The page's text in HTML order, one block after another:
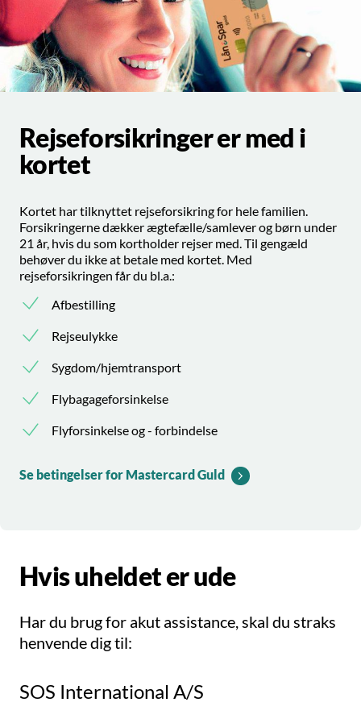
Rejseforsikringer er med i
kortet
Kortet har tilknyttet rejseforsikring for hele familien.
Forsikringerne dækker ægtefælle/samlever og børn under
21 år, hvis du som kortholder rejser med. Til gengæld
behøver du ikke at betale med kortet. Med
rejseforsikringen får du bl.a.:
Afbestilling
Rejseulykke
Sygdom/hjemtransport
Flybagageforsinkelse
Flyforsinkelse og - forbindelse
Se betingelser for Mastercard Guld
Hvis uheldet er ude
Har du brug for akut assistance, skal du straks
henvende dig til:
SOS International A/S